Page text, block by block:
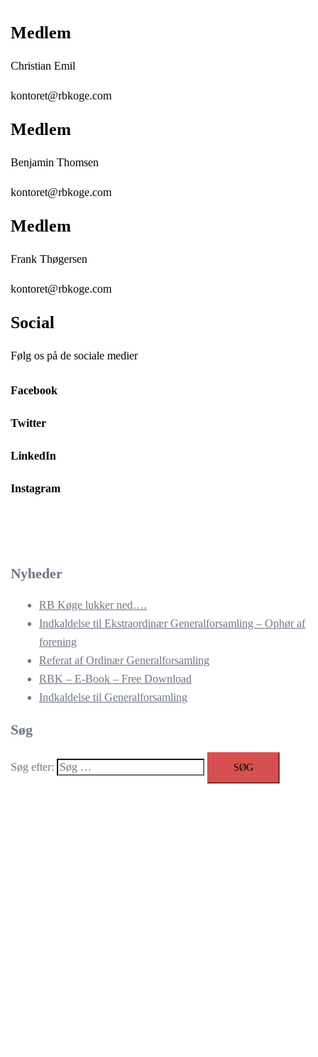
Medlem
Christian Emil
kontoret@rbkoge.com
Medlem
Benjamin Thomsen
kontoret@rbkoge.com
Medlem
Frank Thøgersen
kontoret@rbkoge.com
Social
Følg os på de sociale medier
Facebook
Twitter
LinkedIn
Instagram
Nyheder
RB Køge lukker ned….
Indkaldelse til Ekstraordinær Generalforsamling – Ophør af
forening
Referat af Ordinær Generalforsamling
RBK – E-Book – Free Download
Indkaldelse til Generalforsamling
Søg
Søg efter: